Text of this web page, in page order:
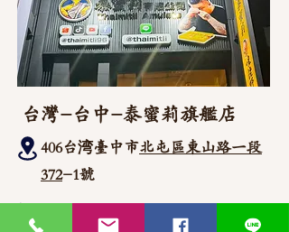
台灣-台中-泰蜜莉旗艦店
406台湾臺中市北屯區東山路一段
372-1號